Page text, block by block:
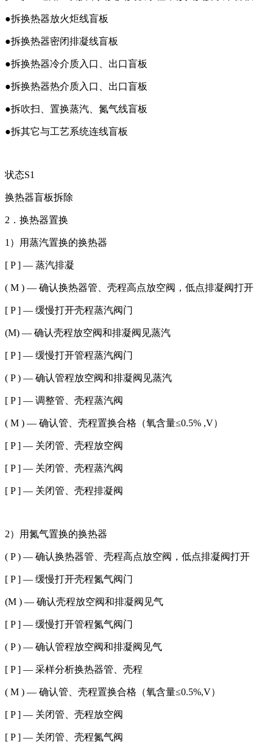
●拆换热器放火炬线盲板
●拆换热器密闭排凝线盲板
●拆换热器冷介质入口、出口盲板
●拆换热器热介质入口、出口盲板
●拆吹扫、置换蒸汽、氮气线盲板
●拆其它与工艺系统连线盲板
状态S1
换热器盲板拆除
2．换热器置换
1）用蒸汽置换的换热器
[ P ] — 蒸汽排凝
( M ) — 确认换热器管、壳程高点放空阀，低点排凝阀打开
[ P ] — 缓慢打开壳程蒸汽阀门
(M) — 确认壳程放空阀和排凝阀见蒸汽
[ P ] — 缓慢打开管程蒸汽阀门
( P ) — 确认管程放空阀和排凝阀见蒸汽
[ P ] — 调整管、壳程蒸汽阀
( M ) — 确认管、壳程置换合格（氧含量≤0.5% ,V）
[ P ] — 关闭管、壳程放空阀
[ P ] — 关闭管、壳程蒸汽阀
[ P ] — 关闭管、壳程排凝阀
2）用氮气置换的换热器
( P ) — 确认换热器管、壳程高点放空阀，低点排凝阀打开
[ P ] — 缓慢打开壳程氮气阀门
(M ) — 确认壳程放空阀和排凝阀见气
[ P ] — 缓慢打开管程氮气阀门
( P ) — 确认管程放空阀和排凝阀见气
[ P ] — 采样分析换热器管、壳程
( M ) — 确认管、壳程置换合格（氧含量≤0.5%,V）
[ P ] — 关闭管、壳程放空阀
[ P ] — 关闭管、壳程氮气阀